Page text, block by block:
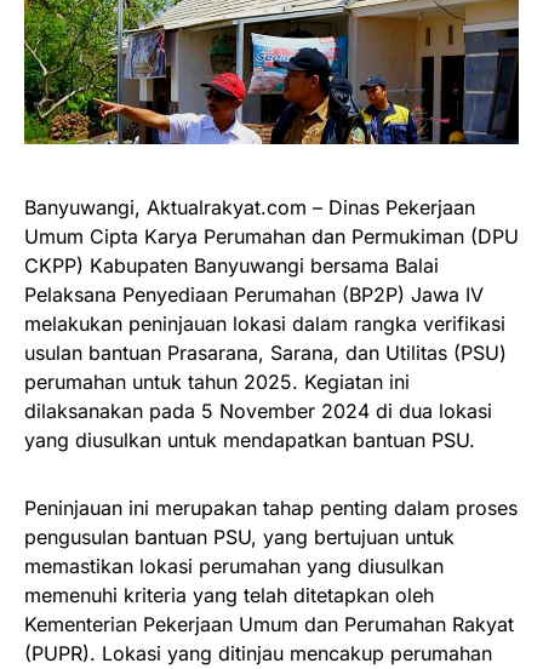
Banyuwangi, Aktualrakyat.com – Dinas Pekerjaan
Umum Cipta Karya Perumahan dan Permukiman (DPU
CKPP) Kabupaten Banyuwangi bersama Balai
Pelaksana Penyediaan Perumahan (BP2P) Jawa IV
melakukan peninjauan lokasi dalam rangka verifikasi
usulan bantuan Prasarana, Sarana, dan Utilitas (PSU)
perumahan untuk tahun 2025. Kegiatan ini
dilaksanakan pada 5 November 2024 di dua lokasi
yang diusulkan untuk mendapatkan bantuan PSU.
Peninjauan ini merupakan tahap penting dalam proses
pengusulan bantuan PSU, yang bertujuan untuk
memastikan lokasi perumahan yang diusulkan
memenuhi kriteria yang telah ditetapkan oleh
Kementerian Pekerjaan Umum dan Perumahan Rakyat
(PUPR). Lokasi yang ditinjau mencakup perumahan